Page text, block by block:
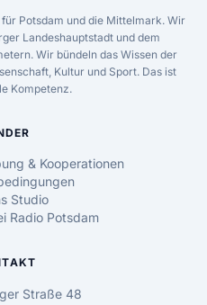
Potsdam und die Mittelmark. Wir
Landeshauptstadt und dem
Wir bündeln das Wissen der
Kultur und Sport. Das ist
Kompetenz.
& Kooperationen
Studio
Radio Potsdam
Straße 48